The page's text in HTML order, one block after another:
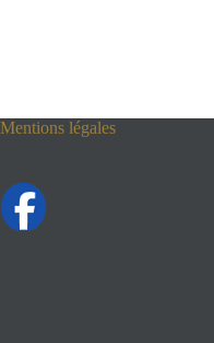
Mentions légales